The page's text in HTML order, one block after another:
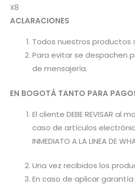
X8
ACLARACIONES
Todos nuestros productos
Para evitar se despachen
de mensajería.
EN BOGOTÁ TANTO PARA
El cliente DEBE REVISAR
caso de artículos
INMEDIATO A LA LINEA DE
Una vez recibidos los
En caso de aplicar